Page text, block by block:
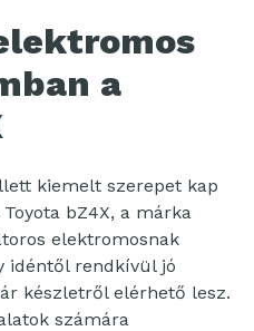
a
kiemelt szerepet kap
bZ4X, a márka
elektromosnak
idéntől rendkívül jó
készletről elérhető lesz.
számára